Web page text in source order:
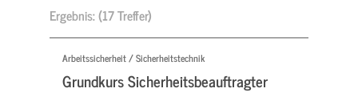
Ergebnis:(17 Treffer)
Arbeitssicherheit / Sicherheitstechnik
Grundkurs Sicherheitsbeauftragter